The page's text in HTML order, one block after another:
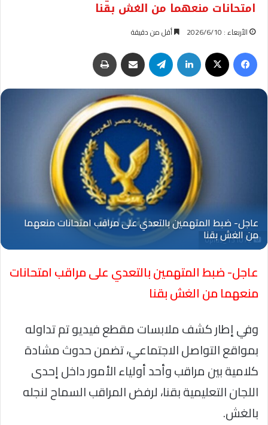
امتحانات منعهما من الغش بقنا
الأربعاء : 2026/6/10 أقل من دقيقة
فيسبوك لينكدإن تيلقرام مشاركة عبر البريد
Oplus_131072
عاجل- ضبط المتهمين بالتعدي على مراقب امتحانات
منعهما من الغش بقنا
وفي إطار كشف ملابسات مقطع فيديو تم تداوله
بمواقع التواصل الاجتماعي، تضمن حدوث مشادة
كلامية بين مراقب وأحد أولياء الأمور داخل إحدى
اللجان التعليمية بقنا، لرفض المراقب السماح لنجله
بالغش.